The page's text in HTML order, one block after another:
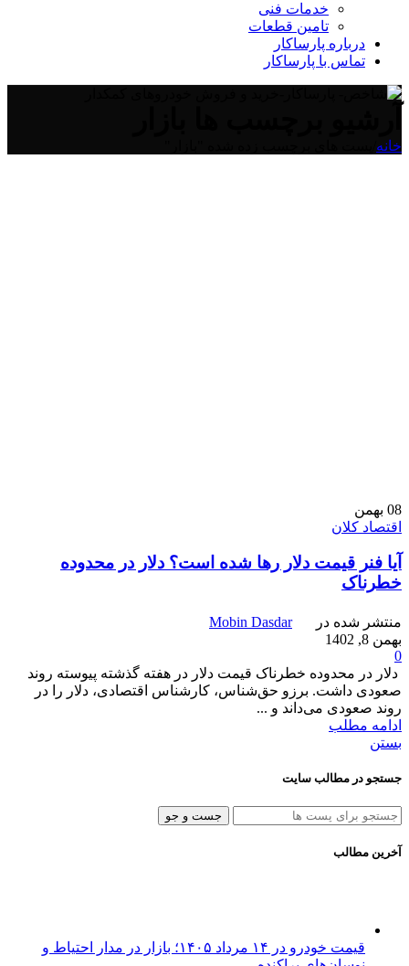
خدمات فنی
تامین قطعات
درباره پارساکار
تماس با پارساکار
خانه
08 بهمن
اقتصاد کلان
آیا فنر قیمت دلار رها شده است؟ دلار در محدوده
خطرناک
منتشر شده در
Mobin Dasdar
بهمن 8, 1402
0
دلار در محدوده خطرناک قیمت دلار در هفته گذشته پیوسته روند
صعودی داشت. برزو حق‌شناس، کارشناس اقتصادی، دلار را در
روند صعودی می‌داند و ...
ادامه مطلب
بستن
جستجو در مطالب سایت
جست و جو
آخرین مطالب
قیمت خودرو در ۱۴ مرداد ۱۴۰۵؛ بازار در مدار احتیاط و